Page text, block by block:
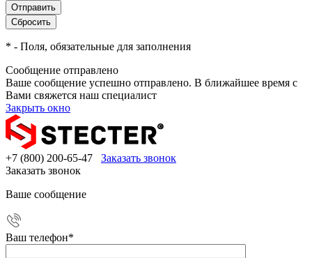
* - Поля, обязательные для заполнения
Сообщение отправлено
Ваше сообщение успешно отправлено. В ближайшее время с
Вами свяжется наш специалист
Закрыть окно
+7 (800) 200-65-47
Заказать звонок
Заказать звонок
Ваше сообщение
Ваш телефон*